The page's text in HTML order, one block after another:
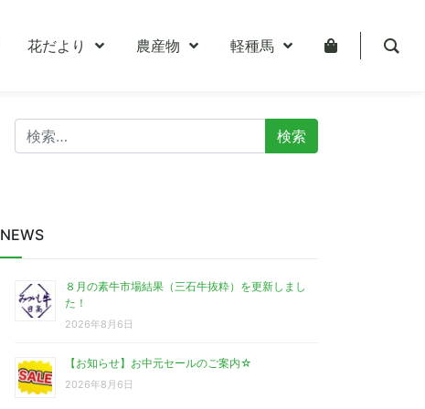
花だより 農産物 軽種馬
検
索:
NEWS
８月の素牛市場結果（三石牛抜粋）を更新しまし
た！
2026年8月6日
【お知らせ】お中元セールのご案内☆
2026年8月6日